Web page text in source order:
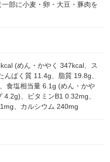
一部に小麦・卵・大豆・豚肉を
(めん・かやく 347kcal、ス
んぱく質 11.4g、脂質 19.8g、
食塩相当量 6.1g (めん・かや
4.2g)、ビタミンB1 0.32mg、
、カルシウム 240mg